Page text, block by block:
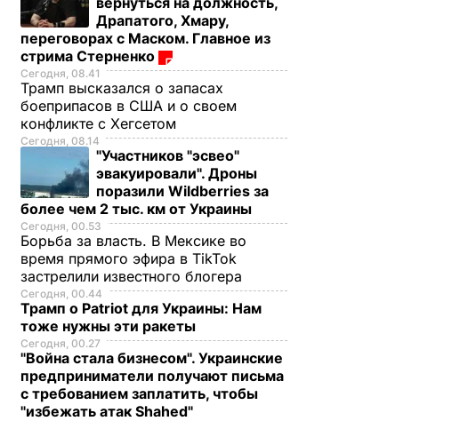
Драпатого, Хмару,
переговорах с Маском. Главное из
стрима Стерненко
Сегодня, 08.41
Трамп высказался о запасах
боеприпасов в США и о своем
конфликте с Хегсетом
Сегодня, 08.14
"Участников "эсвео"
эвакуировали". Дроны
поразили Wildberries за
более чем 2 тыс. км от Украины
Сегодня, 00.53
Борьба за власть. В Мексике во
время прямого эфира в TikTok
застрелили известного блогера
Сегодня, 00.44
Трамп о Patriot для Украины: Нам
тоже нужны эти ракеты
Сегодня, 00.27
"Война стала бизнесом". Украинские
предприниматели получают письма
с требованием заплатить, чтобы
"избежать атак Shahed"